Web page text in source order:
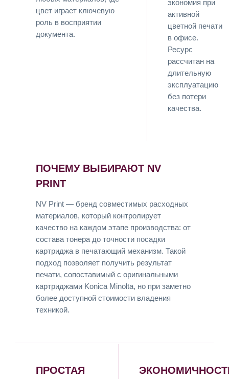
цвет играет ключевую
роль в восприятии
документа.
экономия при
активной
цветной печати
в офисе.
Ресурс
рассчитан на
длительную
эксплуатацию
без потери
качества.
ПОЧЕМУ ВЫБИРАЮТ NV
PRINT
NV Print — бренд совместимых расходных
материалов, который контролирует
качество на каждом этапе производства: от
состава тонера до точности посадки
картриджа в печатающий механизм. Такой
подход позволяет получить результат
печати, сопоставимый с оригинальными
картриджами Konica Minolta, но при заметно
более доступной стоимости владения
техникой.
ПРОСТАЯ